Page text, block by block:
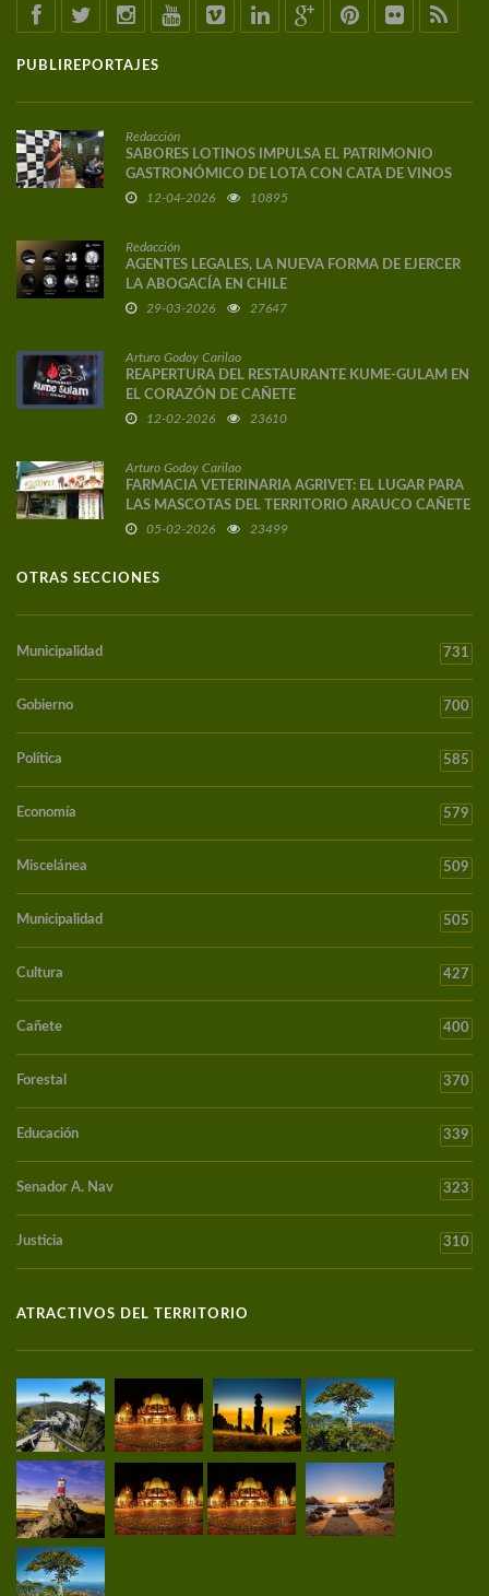
PUBLIREPORTAJES
Redacción
SABORES LOTINOS IMPULSA EL PATRIMONIO
GASTRONÓMICO DE LOTA CON CATA DE VINOS
DE AUTOR
12-04-2026 10895
Redacción
AGENTES LEGALES, LA NUEVA FORMA DE EJERCER
LA ABOGACÍA EN CHILE
29-03-2026 27647
Arturo Godoy Carilao
REAPERTURA DEL RESTAURANTE KUME-GULAM EN
EL CORAZÓN DE CAÑETE
12-02-2026 23610
Arturo Godoy Carilao
FARMACIA VETERINARIA AGRIVET: EL LUGAR PARA
LAS MASCOTAS DEL TERRITORIO ARAUCO CAÑETE
05-02-2026 23499
OTRAS SECCIONES
Municipalidad 731
Gobierno 700
Política 585
Economía 579
Miscelánea 509
Municipalidad 505
Cultura 427
Cañete 400
Forestal 370
Educación 339
Senador A. Nav 323
Justicia 310
ATRACTIVOS DEL TERRITORIO